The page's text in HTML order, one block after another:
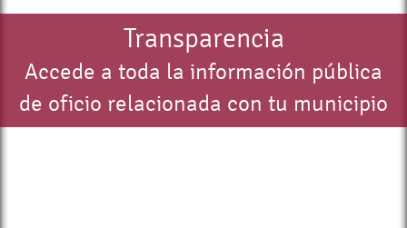
Transparencia
Accede a toda la información pública
de oficio relacionada con tu municipio